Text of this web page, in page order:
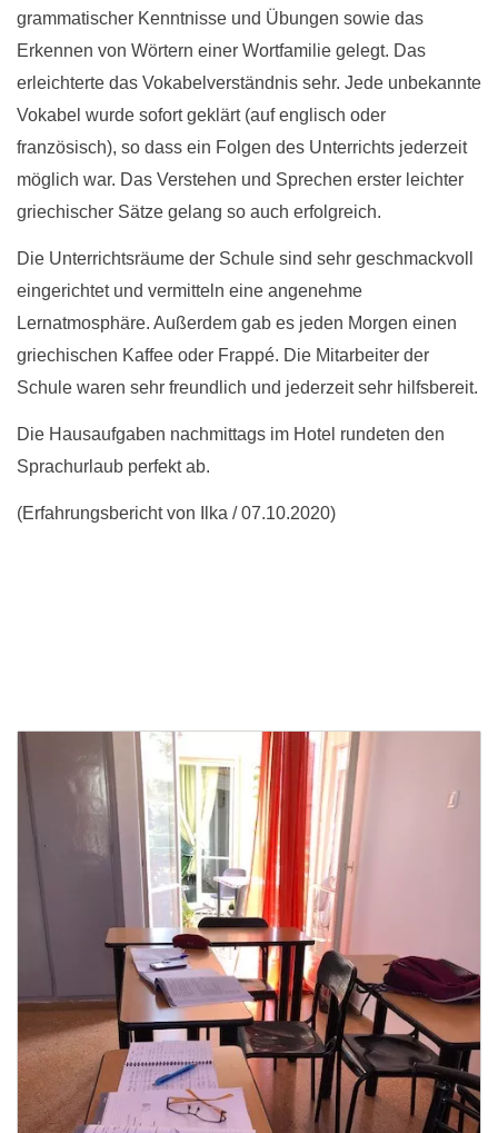
grammatischer Kenntnisse und Übungen sowie das
Erkennen von Wörtern einer Wortfamilie gelegt. Das
erleichterte das Vokabelverständnis sehr. Jede unbekannte
Vokabel wurde sofort geklärt (auf englisch oder
französisch), so dass ein Folgen des Unterrichts jederzeit
möglich war. Das Verstehen und Sprechen erster leichter
griechischer Sätze gelang so auch erfolgreich.
Die Unterrichtsräume der Schule sind sehr geschmackvoll
eingerichtet und vermitteln eine angenehme
Lernatmosphäre. Außerdem gab es jeden Morgen einen
griechischen Kaffee oder Frappé. Die Mitarbeiter der
Schule waren sehr freundlich und jederzeit sehr hilfsbereit.
Die Hausaufgaben nachmittags im Hotel rundeten den
Sprachurlaub perfekt ab.
(Erfahrungsbericht von Ilka / 07.10.2020)